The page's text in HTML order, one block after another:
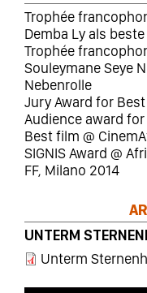
Trophée
Demba Ly als
Trophée
Souleymane Seye
Nebenrolle
Jury Award for
Audience award
Best film @
SIGNIS Award @
FF, Milano 2014
UNTERM
Unterm